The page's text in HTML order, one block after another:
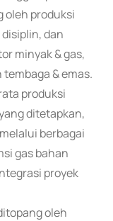
oleh produksi
dan
minyak & gas,
& emas.
produksi
ditetapkan,
berbagai
gas bahan
proyek
oleh